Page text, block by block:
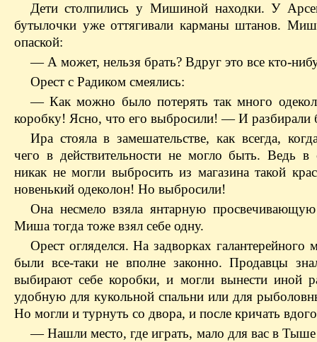
Дети столпились у Мишиной находки. У
бутылочки уже оттягивали карманы штанов.
опаской:
— А может, нельзя брать? Вдруг это все кто-
Орест с Радиком смеялись:
— Как можно было потерять так много
коробку! Ясно, что его выбросили! — И разбирали
Ира стояла в замешательстве, как всегда,
чего в действительности не могло быть. Ведь в
никак не могли выбросить из магазина такой
новенький одеколон! Но выбросили!
Она несмело взяла янтарную
Миша тогда тоже взял себе одну.
Орест огляделся. На задворках галантерейного
были все-таки не вполне законно. Продавцы
выбирают себе коробки, и могли вынести иной
удобную для кукольной спальни или для
Но могли и турнуть со двора, и после кричать
— Нашли место, где играть, мало для вас в Тыше